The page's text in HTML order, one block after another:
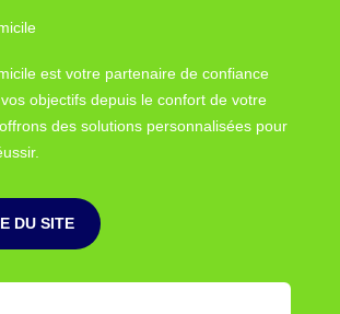
est votre partenaire de confiance
objectifs depuis le confort de votre
des solutions personnalisées pour
DU SITE